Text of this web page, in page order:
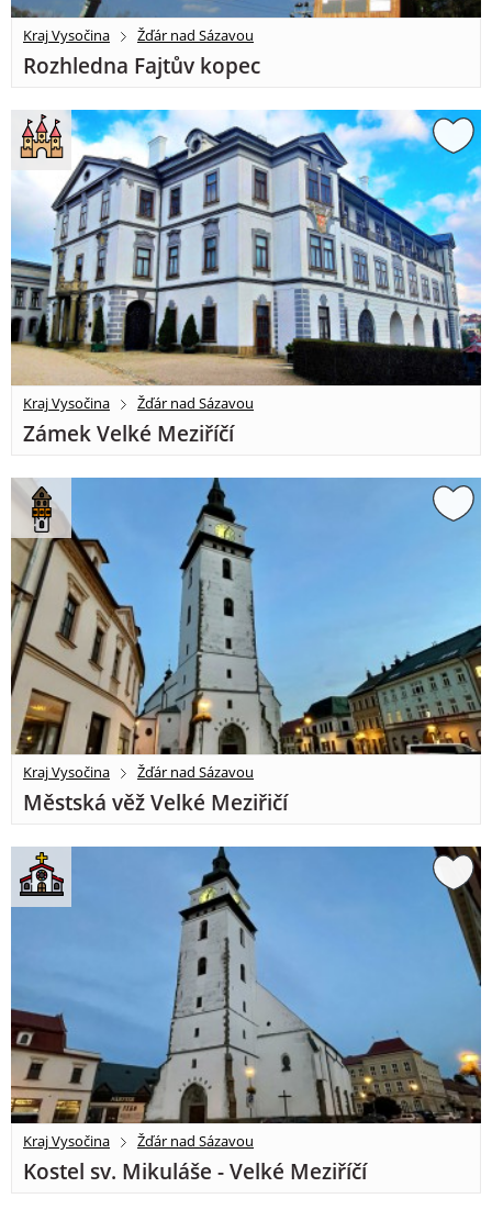
Kraj Vysočina Žďár nad Sázavou
Rozhledna Fajtův kopec
Kraj Vysočina Žďár nad Sázavou
Zámek Velké Meziříčí
Kraj Vysočina Žďár nad Sázavou
Městská věž Velké Meziřičí
Kraj Vysočina Žďár nad Sázavou
Kostel sv. Mikuláše - Velké Meziříčí